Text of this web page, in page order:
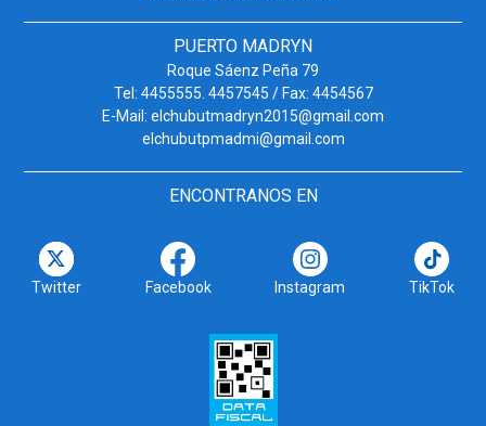
PUERTO MADRYN
Roque Sáenz Peña 79
Tel: 4455555. 4457545 / Fax: 4454567
E-Mail: elchubutmadryn2015@gmail.com
elchubutpmadmi@gmail.com
ENCONTRANOS EN
Twitter Facebook Instagram TikTok